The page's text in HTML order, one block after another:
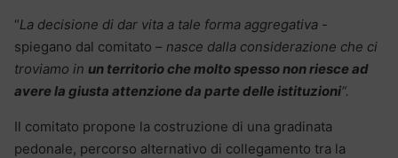
“La decisione di dar vita a tale forma aggregativa -
spiegano dal comitato – nasce dalla considerazione che ci
troviamo in un territorio che molto spesso non riesce ad
avere la giusta attenzione da parte delle istituzioni“.
Il comitato propone la costruzione di una gradinata
pedonale, percorso alternativo di collegamento tra la